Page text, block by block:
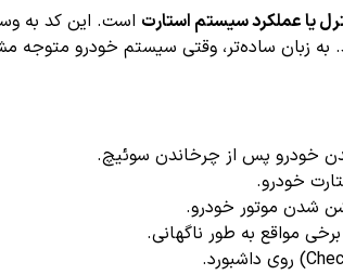
یا عملکرد سیستم استارت
به زبان ساده‌تر، وقتی سیستم خودرو
خودرو پس از چرخاندن سوئیچ.
خودرو.
شدن موتور خودرو.
مواقع به طور ناگهانی.